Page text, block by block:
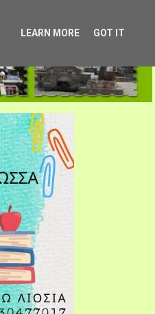
LEARN MORE GOT IT